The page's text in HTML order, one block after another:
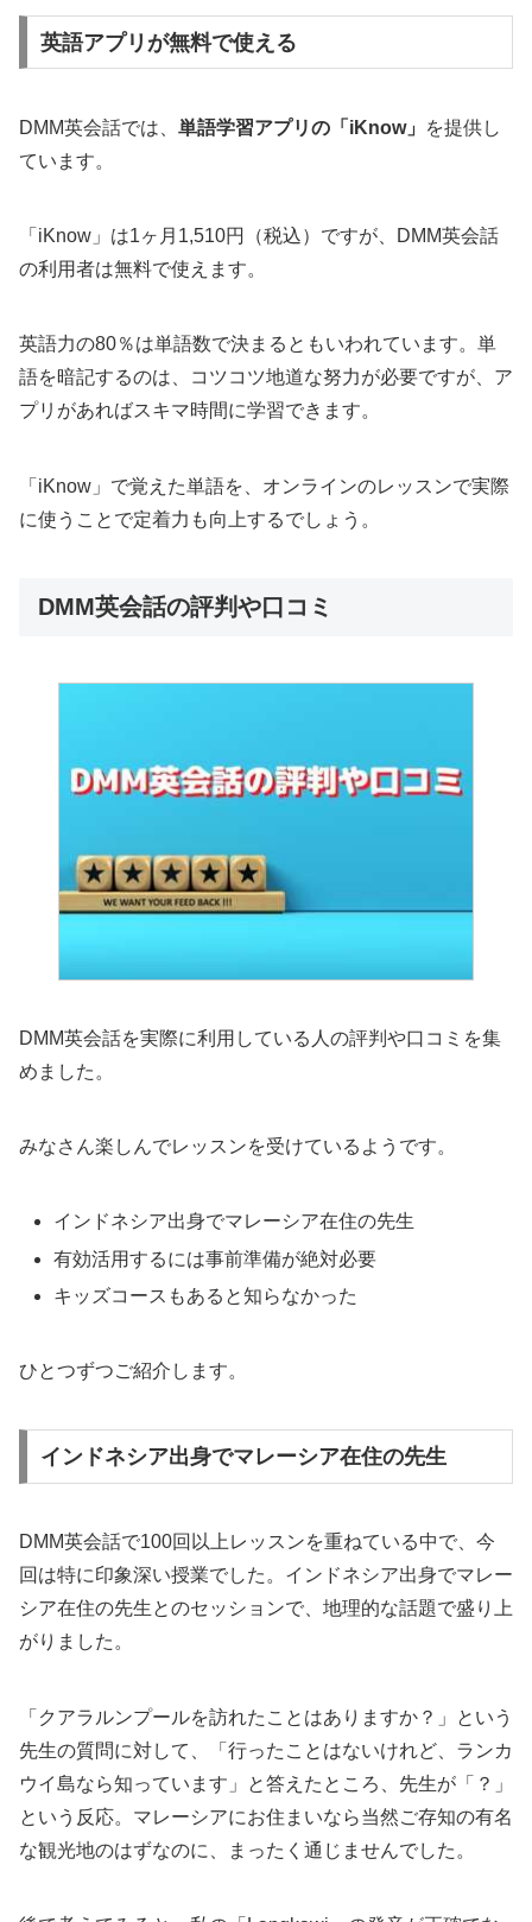
英語アプリが無料で使える
DMM英会話では、 単語学習アプリの「iKnow」
を提供し
ています。
「iKnow」は1ヶ月1,510円（税込）ですが、DMM英会話
の利用者は無料で使えます。
英語力の80％は単語数で決まるともいわれています。単
語を暗記するのは、コツコツ地道な努力が必要ですが、ア
プリがあればスキマ時間に学習できます。
「iKnow」で覚えた単語を、オンラインのレッスンで実際
に使うことで定着力も向上するでしょう。
DMM英会話の評判や口コミ
DMM英会話を実際に利用している人の評判や口コミを集
めました。
みなさん楽しんでレッスンを受けているようです。
インドネシア出身でマレーシア在住の先生
有効活用するには事前準備が絶対必要
キッズコースもあると知らなかった
ひとつずつご紹介します。
インドネシア出身でマレーシア在住の先生
DMM英会話で100回以上レッスンを重ねている中で、今
回は特に印象深い授業でした。インドネシア出身でマレー
シア在住の先生とのセッションで、地理的な話題で盛り上
がりました。
「クアラルンプールを訪れたことはありますか？」という
先生の質問に対して、「行ったことはないけれど、ランカ
ウイ島なら知っています」と答えたところ、先生が「？」
という反応。マレーシアにお住まいなら当然ご存知の有名
な観光地のはずなのに、まったく通じませんでした。